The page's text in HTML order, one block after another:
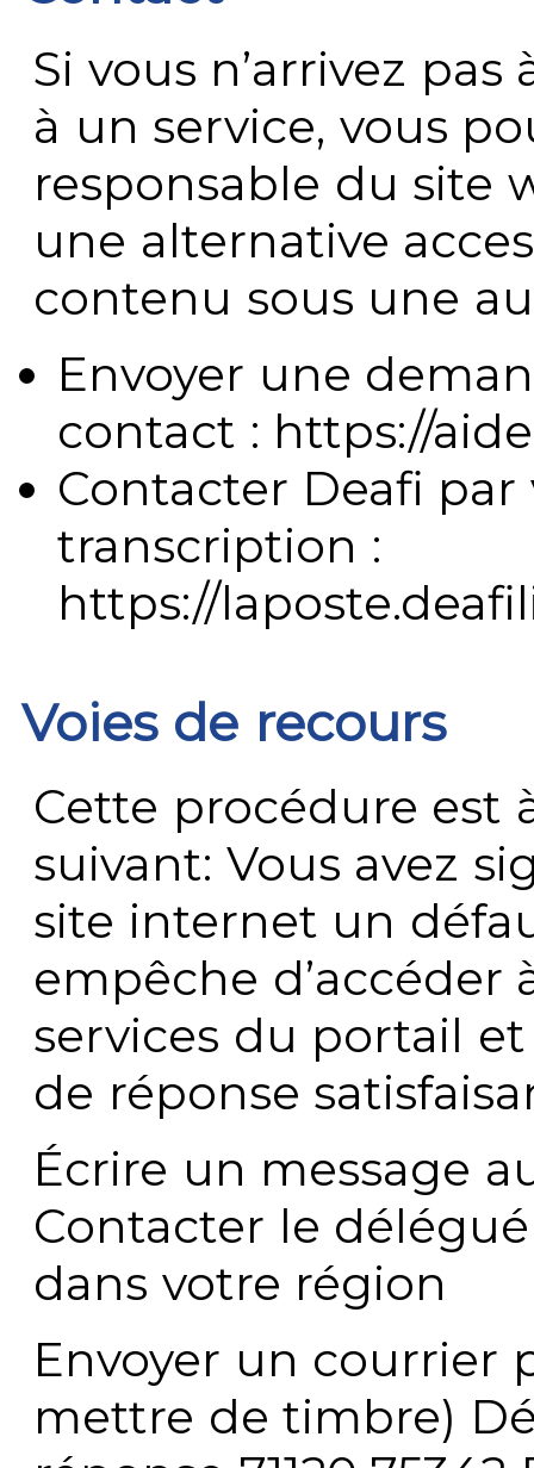
Si vous n’arrivez
à un service, vous
responsable du site
une alternative
contenu sous une
Envoyer une
contact : https://
Contacter Deafi
transcription :
https://
Voies de recours
Cette procédure est
suivant: Vous avez
site internet un
empêche
services du portail
de réponse
Écrire un message
Contacter le
dans votre région
Envoyer un courrier
mettre de timbre)